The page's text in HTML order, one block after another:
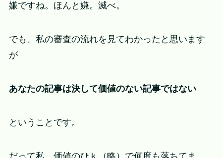
嫌ですね。ほんと嫌。滅べ。
でも、私の審査の流れを見てわかったと思います
が
あなたの記事は決して価値のない記事ではない
ということです。
だって私、価値のひｋ（略）で何度も落ちてま